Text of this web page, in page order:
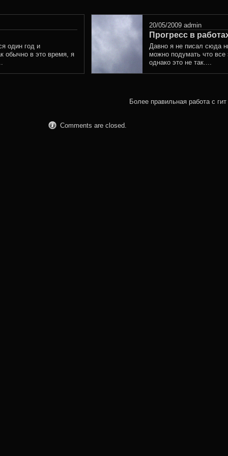
один год и
обычно в это время, я
20/05/2009 admin
Прогресс в
Давно я не писал сюда
можно подумать что все
однако это не так....
Более правильная работа с
Comments are closed.